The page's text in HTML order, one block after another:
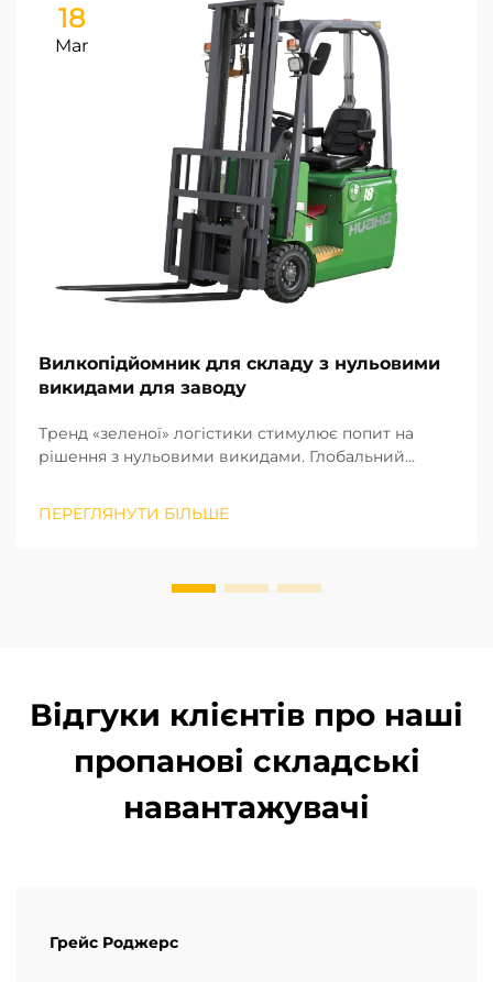
18
Mar
Вилкопідйомник для складу з нульовими
викидами для заводу
Тренд «зеленої» логістики стимулює попит на
рішення з нульовими викидами. Глобальний
Залишкові логістичні процеси на фабриках є
ПЕРЕГЛЯНУТИ БІЛЬШЕ
Відгуки клієнтів про наші
пропанові складські
навантажувачі
Грейс Роджерс